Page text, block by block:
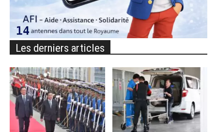
Les derniers articles